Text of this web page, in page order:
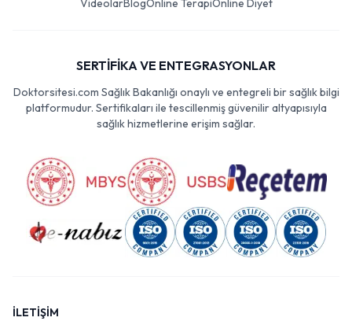
VideolarBlogOnline TerapiOnline Diyet
SERTİFİKA VE ENTEGRASYONLAR
Doktorsitesi.com Sağlık Bakanlığı onaylı ve entegreli bir sağlık bilgi
platformudur. Sertifikaları ile tescillenmiş güvenilir altyapısıyla
sağlık hizmetlerine erişim sağlar.
İLETİŞİM